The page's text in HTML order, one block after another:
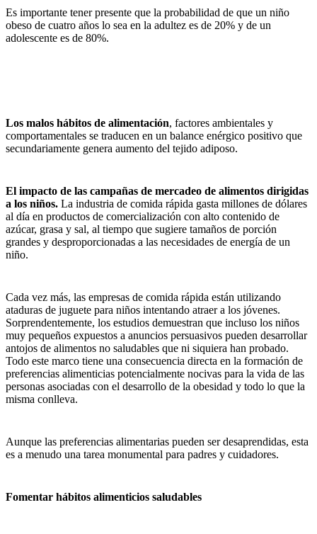
Es importante tener presente que la probabilidad de que un niño
obeso de cuatro años lo sea en la adultez es de 20% y de un
adolescente es de 80%.
Los malos hábitos de alimentación, factores ambientales y
comportamentales se traducen en un balance enérgico positivo que
secundariamente genera aumento del tejido adiposo.
El impacto de las campañas de mercadeo de alimentos dirigidas
a los niños. La industria de comida rápida gasta millones de dólares
al día en productos de comercialización con alto contenido de
azúcar, grasa y sal, al tiempo que sugiere tamaños de porción
grandes y desproporcionadas a las necesidades de energía de un
niño.
Cada vez más, las empresas de comida rápida están utilizando
ataduras de juguete para niños intentando atraer a los jóvenes.
Sorprendentemente, los estudios demuestran que incluso los niños
muy pequeños expuestos a anuncios persuasivos pueden desarrollar
antojos de alimentos no saludables que ni siquiera han probado.
Todo este marco tiene una consecuencia directa en la formación de
preferencias alimenticias potencialmente nocivas para la vida de las
personas asociadas con el desarrollo de la obesidad y todo lo que la
misma conlleva.
Aunque las preferencias alimentarias pueden ser desaprendidas, esta
es a menudo una tarea monumental para padres y cuidadores.
Fomentar hábitos alimenticios saludables